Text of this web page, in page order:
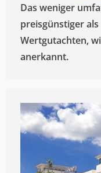
Das weniger
preisgünstiger
Wertgutachten,
anerkannt.